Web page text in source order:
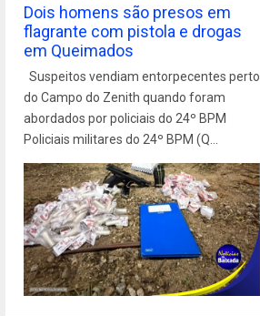
Dois homens são presos em
flagrante com pistola e drogas
em Queimados
Suspeitos vendiam entorpecentes perto
do Campo do Zenith quando foram
abordados por policiais do 24º BPM
Policiais militares do 24º BPM (Q...